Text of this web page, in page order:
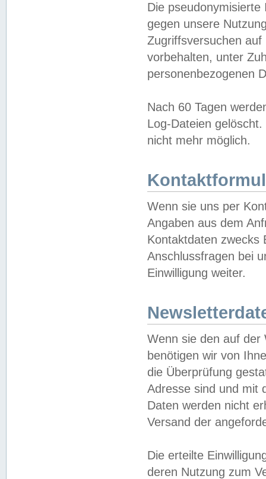
Die
gegen unsere
Zugriffsversuchen
vorbehalten, unter
personenbezogenen
Nach 60 Tagen
Log-Dateien
nicht mehr möglich.
Wenn sie uns per
Angaben aus dem
Kontaktdaten zwecks
Anschlussfragen bei
Einwilligung weiter.
Wenn sie den auf der
benötigen wir von
die Überprüfung
Adresse sind und mit
Daten werden nicht
Versand der
Die erteilte
deren Nutzung zum